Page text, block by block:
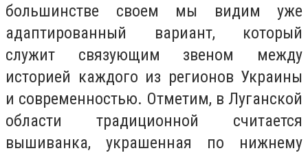
большинстве своем мы видим уже
адаптированный вариант, который
служит связующим звеном между
историей каждого из регионов Украины
и современностью. Отметим, в Луганской
области традиционной считается
вышиванка, украшенная по нижнему